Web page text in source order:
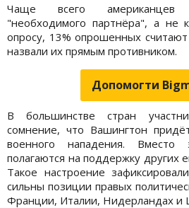
Чаще всего американцев
"необходимого партнёра", а не
опросу, 13% опрошенных
назвали их прямым противником.
Допомогти
В большинстве стран
сомнение, что Вашингтон
военного нападения.
полагаются на поддержку других
Такое настроение
сильны позиции правых
Франции, Италии, Нидерландах и